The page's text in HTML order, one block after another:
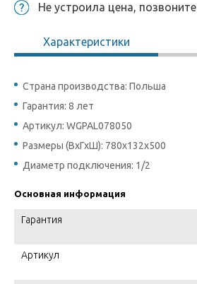
Не устроила цена, позвоните
Характеристики
Страна производства: Польша
Гарантия: 8 лет
Артикул: WGPAL078050
Размеры (ВхГхШ): 780х132х500
Диаметр подключения: 1/2
Основная информация
Гарантия
Артикул